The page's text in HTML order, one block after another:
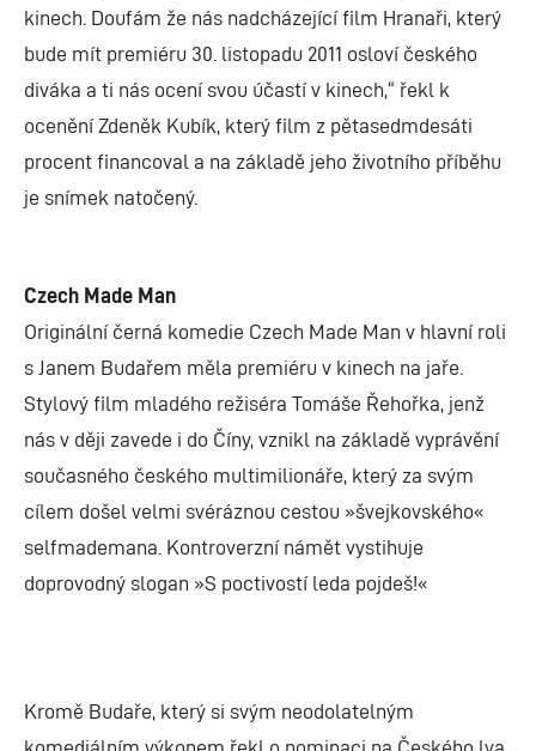
kinech. Doufám že nás nadcházející film Hranaři, který
bude mít premiéru 30. listopadu 2011 osloví českého
diváka a ti nás ocení svou účastí v kinech,“ řekl k
ocenění Zdeněk Kubík, který film z pětasedmdesáti
procent financoval a na základě jeho životního příběhu
je snímek natočený.
Czech Made Man
Originální černá komedie Czech Made Man v hlavní roli
s Janem Budařem měla premiéru v kinech na jaře.
Stylový film mladého režiséra Tomáše Řehořka, jenž
nás v ději zavede i do Číny, vznikl na základě vyprávění
současného českého multimilionáře, který za svým
cílem došel velmi svéráznou cestou »švejkovského«
selfmademana. Kontroverzní námět vystihuje
doprovodný slogan »S poctivostí leda pojdeš!«
Kromě Budaře, který si svým neodolatelným